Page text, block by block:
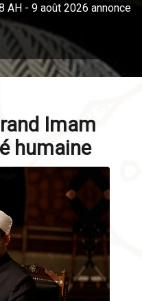
AH - 9 août 2026 annonce
Imam
humaine